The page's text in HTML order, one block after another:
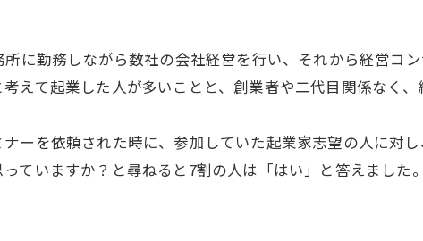
に勤務しながら数社の会社経営を行い、それから経営コ
えて起業した人が多いことと、創業者や二代目関係なく
ーを依頼された時に、参加していた起業家志望の人に対
ていますか？と尋ねると7割の人は「はい」と答えました